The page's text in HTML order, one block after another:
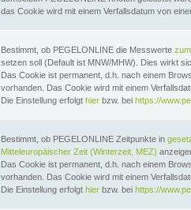
das Cookie wird mit einem Verfallsdatum von
Bestimmt, ob PEGELONLINE die Messwerte
setzen soll (Default ist MNW/MHW). Dies wirkt
Das Cookie ist permanent, d.h. nach einem
vorhanden. Das Cookie wird mit einem
Die Einstellung erfolgt hier bzw. bei https://
Bestimmt, ob PEGELONLINE Zeitpunkte in
Mitteleuropäischer Zeit (Winterzeit, MEZ)
Das Cookie ist permanent, d.h. nach einem
vorhanden. Das Cookie wird mit einem
Die Einstellung erfolgt hier bzw. bei https://